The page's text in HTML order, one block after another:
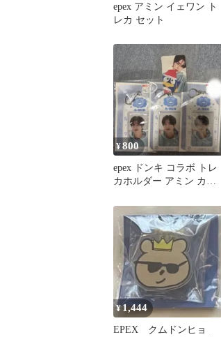
epex アミン イェワン ト
レカ セット
¥800
epex ドンキ コラボ トレ
カホルダー アミン カー
¥1,444
EPEX クムドンヒョ